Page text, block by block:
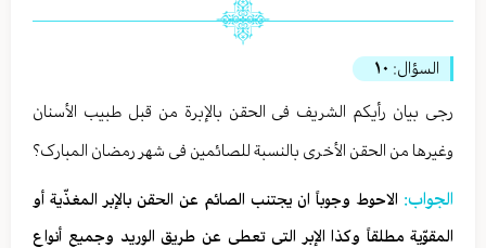
السؤال: ١٠
رجی بیان رأیکم الشریف فی الحقن بالإبرة من قبل طبیب الأسنان
وغیرها من الحقن الأخری بالنسبة للصائمین فی شهر رمضان المبارک؟
الجواب: الاحوط وجوباً ان یجتنب الصائم عن الحقن بالإبر المغذّیة أو
المقوّیة مطلقاً وکذا الإبر التی تعطی عن طریق الورید وجمیع أنواع